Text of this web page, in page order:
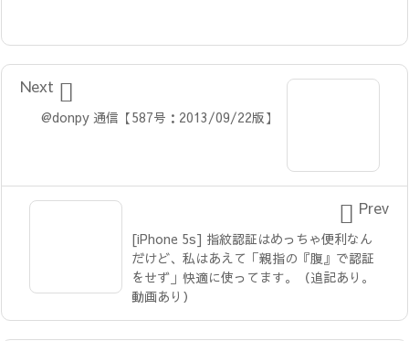
@donpy 通信【587号：2013/09/22版】

Next
[iPhone 5s] 指紋認証はめっちゃ便利なん
だけど、私はあえて「親指の『腹』で認証
をせず」快適に使ってます。（追記あり。
動画あり）
 Prev